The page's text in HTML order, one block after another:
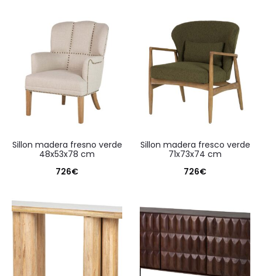
sillon madera fresno verde
48x53x78 cm
726€
sillon madera fresco verde
71x73x74 cm
726€